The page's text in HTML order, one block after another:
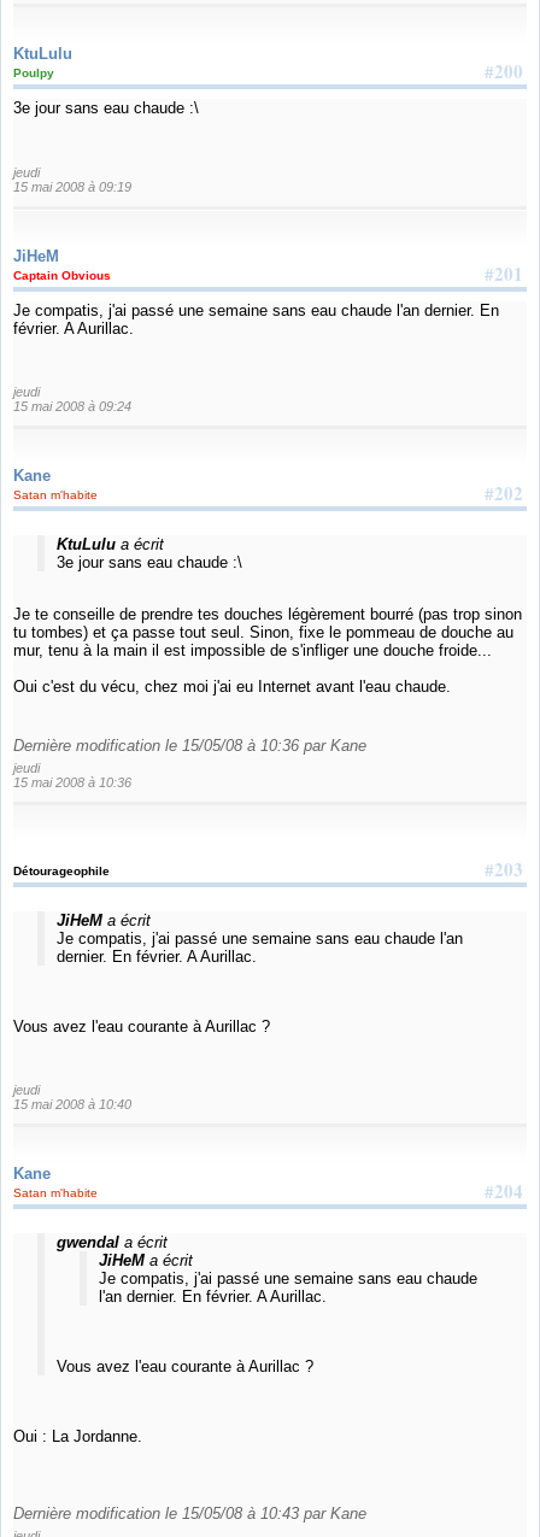
KtuLulu
#200
Poulpy
3e jour sans eau chaude :\
jeudi
15 mai 2008 à 09:19
JiHeM
#201
Captain Obvious
Je compatis, j'ai passé une semaine sans eau chaude l'an dernier. En
février. A Aurillac.
jeudi
15 mai 2008 à 09:24
Kane
#202
Satan m'habite
KtuLulua écrit
3e jour sans eau chaude :\
Je te conseille de prendre tes douches légèrement bourré (pas trop sinon
tu tombes) et ça passe tout seul. Sinon, fixe le pommeau de douche au
mur, tenu à la main il est impossible de s'infliger une douche froide...
Oui c'est du vécu, chez moi j'ai eu Internet avant l'eau chaude.
Dernière modification le 15/05/08 à 10:36 par Kane
jeudi
15 mai 2008 à 10:36
#203
Détourageophile
JiHeMa écrit
Je compatis, j'ai passé une semaine sans eau chaude l'an
dernier. En février. A Aurillac.
Vous avez l'eau courante à Aurillac ?
jeudi
15 mai 2008 à 10:40
Kane
#204
Satan m'habite
gwendala écrit
JiHeM a écrit
Je compatis, j'ai passé une semaine sans eau chaude
l'an dernier. En février. A Aurillac.
Vous avez l'eau courante à Aurillac ?
Oui : La Jordanne.
Dernière modification le 15/05/08 à 10:43 par Kane